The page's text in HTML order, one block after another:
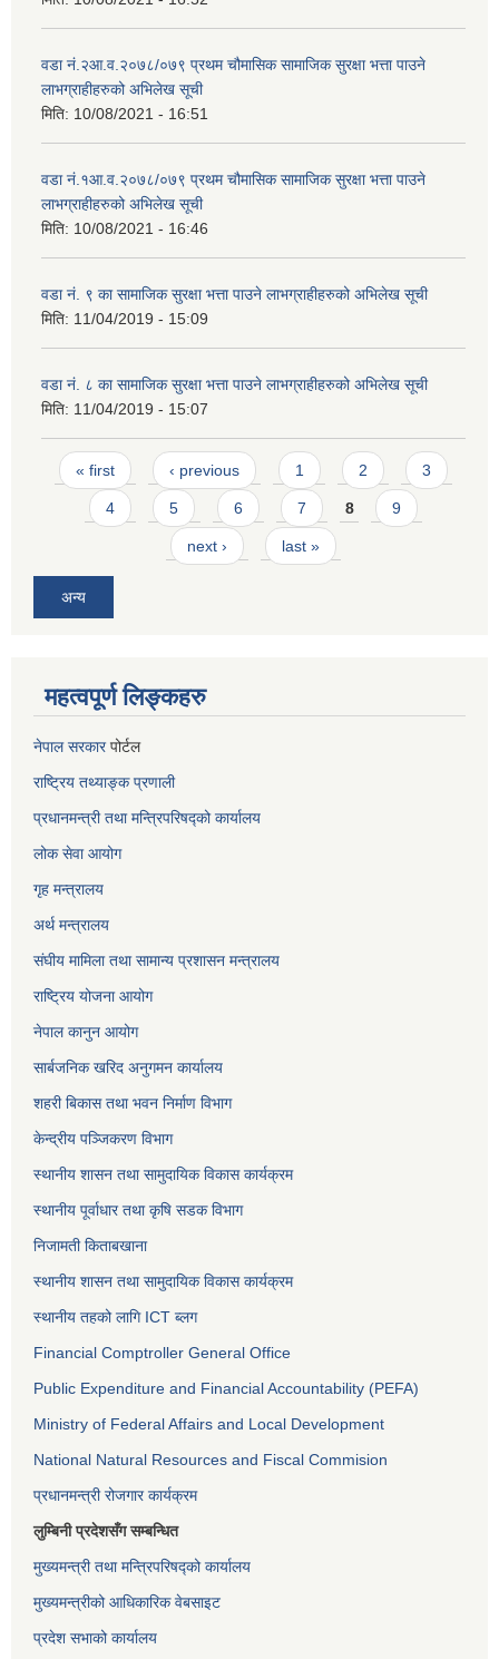
वडा नं.२आ.व.२०७८/०७९ प्रथम चौमासिक सामाजिक सुरक्षा भत्ता पाउने
लाभग्राहीहरुको अभिलेख सूची
मिति: 10/08/2021 - 16:51
वडा नं.१आ.व.२०७८/०७९ प्रथम चौमासिक सामाजिक सुरक्षा भत्ता पाउने
लाभग्राहीहरुको अभिलेख सूची
मिति: 10/08/2021 - 16:46
वडा नं. ९ का सामाजिक सुरक्षा भत्ता पाउने लाभग्राहीहरुको अभिलेख सूची
मिति: 11/04/2019 - 15:09
वडा नं. ८ का सामाजिक सुरक्षा भत्ता पाउने लाभग्राहीहरुको अभिलेख सूची
मिति: 11/04/2019 - 15:07
Pages
« first ‹ previous 1 2 3
4 5 6 7 8 9
next › last »
अन्य
महत्वपूर्ण लिङ्कहरु
नेपाल सरकारपोर्टल
राष्ट्रिय तथ्याङ्क प्रणाली
प्रधानमन्त्री तथा मन्त्रिपरिषद्को कार्यालय
लोक सेवाआयोग
गृह मन्त्रालय
अर्थ मन्त्रालय
संघीय मामिला तथा सामान्य प्रशासन मन्त्रालय
राष्ट्रिय योजना आयोग
नेपाल कानुन आयोग
सार्बजनिक खरिद अनुगमन कार्यालय
शहरी बिकास तथा भवन निर्माण विभाग
केन्द्रीय पञ्जिकरण विभाग
स्थानीय शासन तथा सामुदायिक विकास कार्यक्रम
स्थानीय पूर्वाधार तथा कृषि सडक विभाग
निजामती किताबखाना
स्थानीय शासन तथा सामुदायिक विकास कार्यक्रम
स्थानीय तहको लागि ICT ब्लग
Financial Comptroller General Office
Public Expenditure and Financial Accountability (PEFA)
Ministry of Federal Affairs and Local Development
National Natural Resources and Fiscal Commision
प्रधानमन्त्री रोजगार कार्यक्रम
लुम्बिनी प्रदेशसँग सम्बन्धित
मुख्यमन्त्री तथा मन्त्रिपरिषद्को कार्यालय
मुख्यमन्त्रीको आधिकारिक वेबसाइट
प्रदेश सभाको कार्यालय